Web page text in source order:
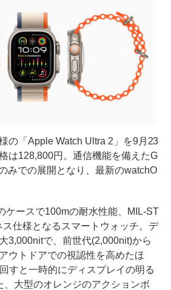
の「Apple Watch Ultra 2」を9月23
は128,800円。通信機能を備えたG
みでの展開となり、最新のwatchO
ケースで100mの耐水性能、MIL-ST
仕様となるスマートウォッチ。デ
3,000nitで、前世代(2,000nit)から
ウトドアでの視認性を高めたほ
すと一時的にディスプレイの明る
、大型のオレンジのアクションボ